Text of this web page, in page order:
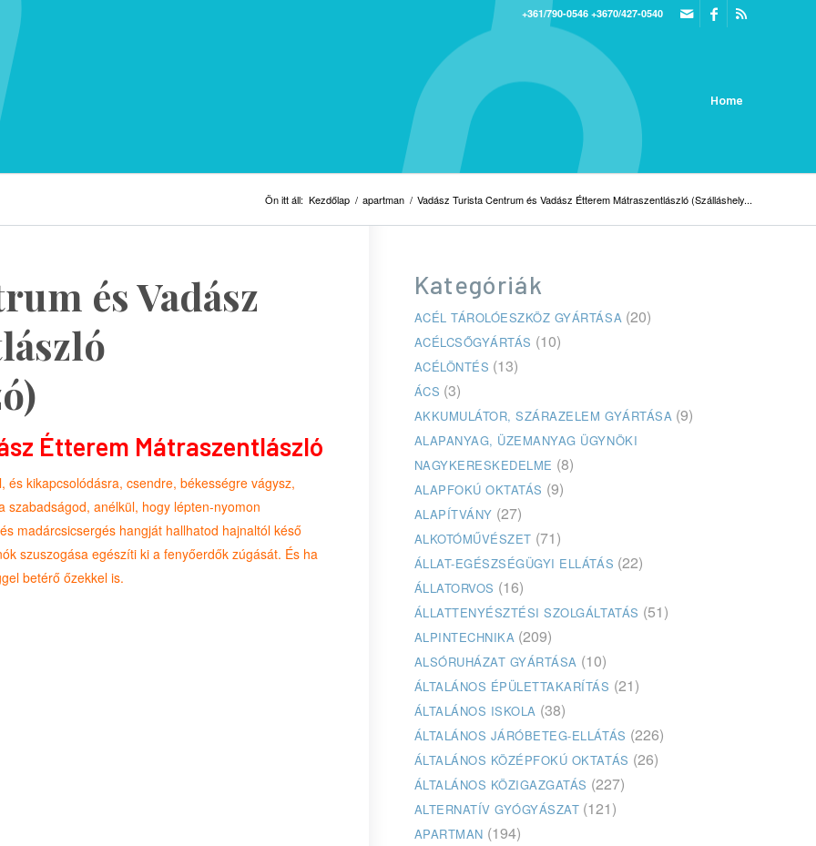
+361/790-0546 +3670/427-0540
Home
Ön itt áll: Kezdőlap / apartman / Vadász Turista Centrum és Vadász Étterem Mátraszentlászló (Szálláshely...
és Vadász
Étterem Mátraszentlászló
kikapcsolódásra, csendre, békességre vágysz,
anélkül, hogy lépten-nyomon
madárcsicsergés hangját hallhatod hajnaltól késő
szuszogása egészíti ki a fenyőerdők zúgását. És ha
betérő őzekkel is.
Kategóriák
ACÉL TÁROLÓESZKÖZ GYÁRTÁSA (20)
ACÉLCSŐGYÁRTÁS (10)
ACÉLÖNTÉS (13)
ÁCS (3)
AKKUMULÁTOR, SZÁRAZELEM GYÁRTÁSA (9)
ALAPANYAG, ÜZEMANYAG ÜGYNÖKI
NAGYKERESKEDELME (8)
ALAPFOKÚ OKTATÁS (9)
ALAPÍTVÁNY (27)
ALKOTÓMŰVÉSZET (71)
ÁLLAT-EGÉSZSÉGÜGYI ELLÁTÁS (22)
ÁLLATORVOS (16)
ÁLLATTENYÉSZTÉSI SZOLGÁLTATÁS (51)
ALPINTECHNIKA (209)
ALSÓRUHÁZAT GYÁRTÁSA (10)
ÁLTALÁNOS ÉPÜLETTAKARÍTÁS (21)
ÁLTALÁNOS ISKOLA (38)
ÁLTALÁNOS JÁRÓBETEG-ELLÁTÁS (226)
ÁLTALÁNOS KÖZÉPFOKÚ OKTATÁS (26)
ÁLTALÁNOS KÖZIGAZGATÁS (227)
ALTERNATÍV GYÓGYÁSZAT (121)
APARTMAN (194)